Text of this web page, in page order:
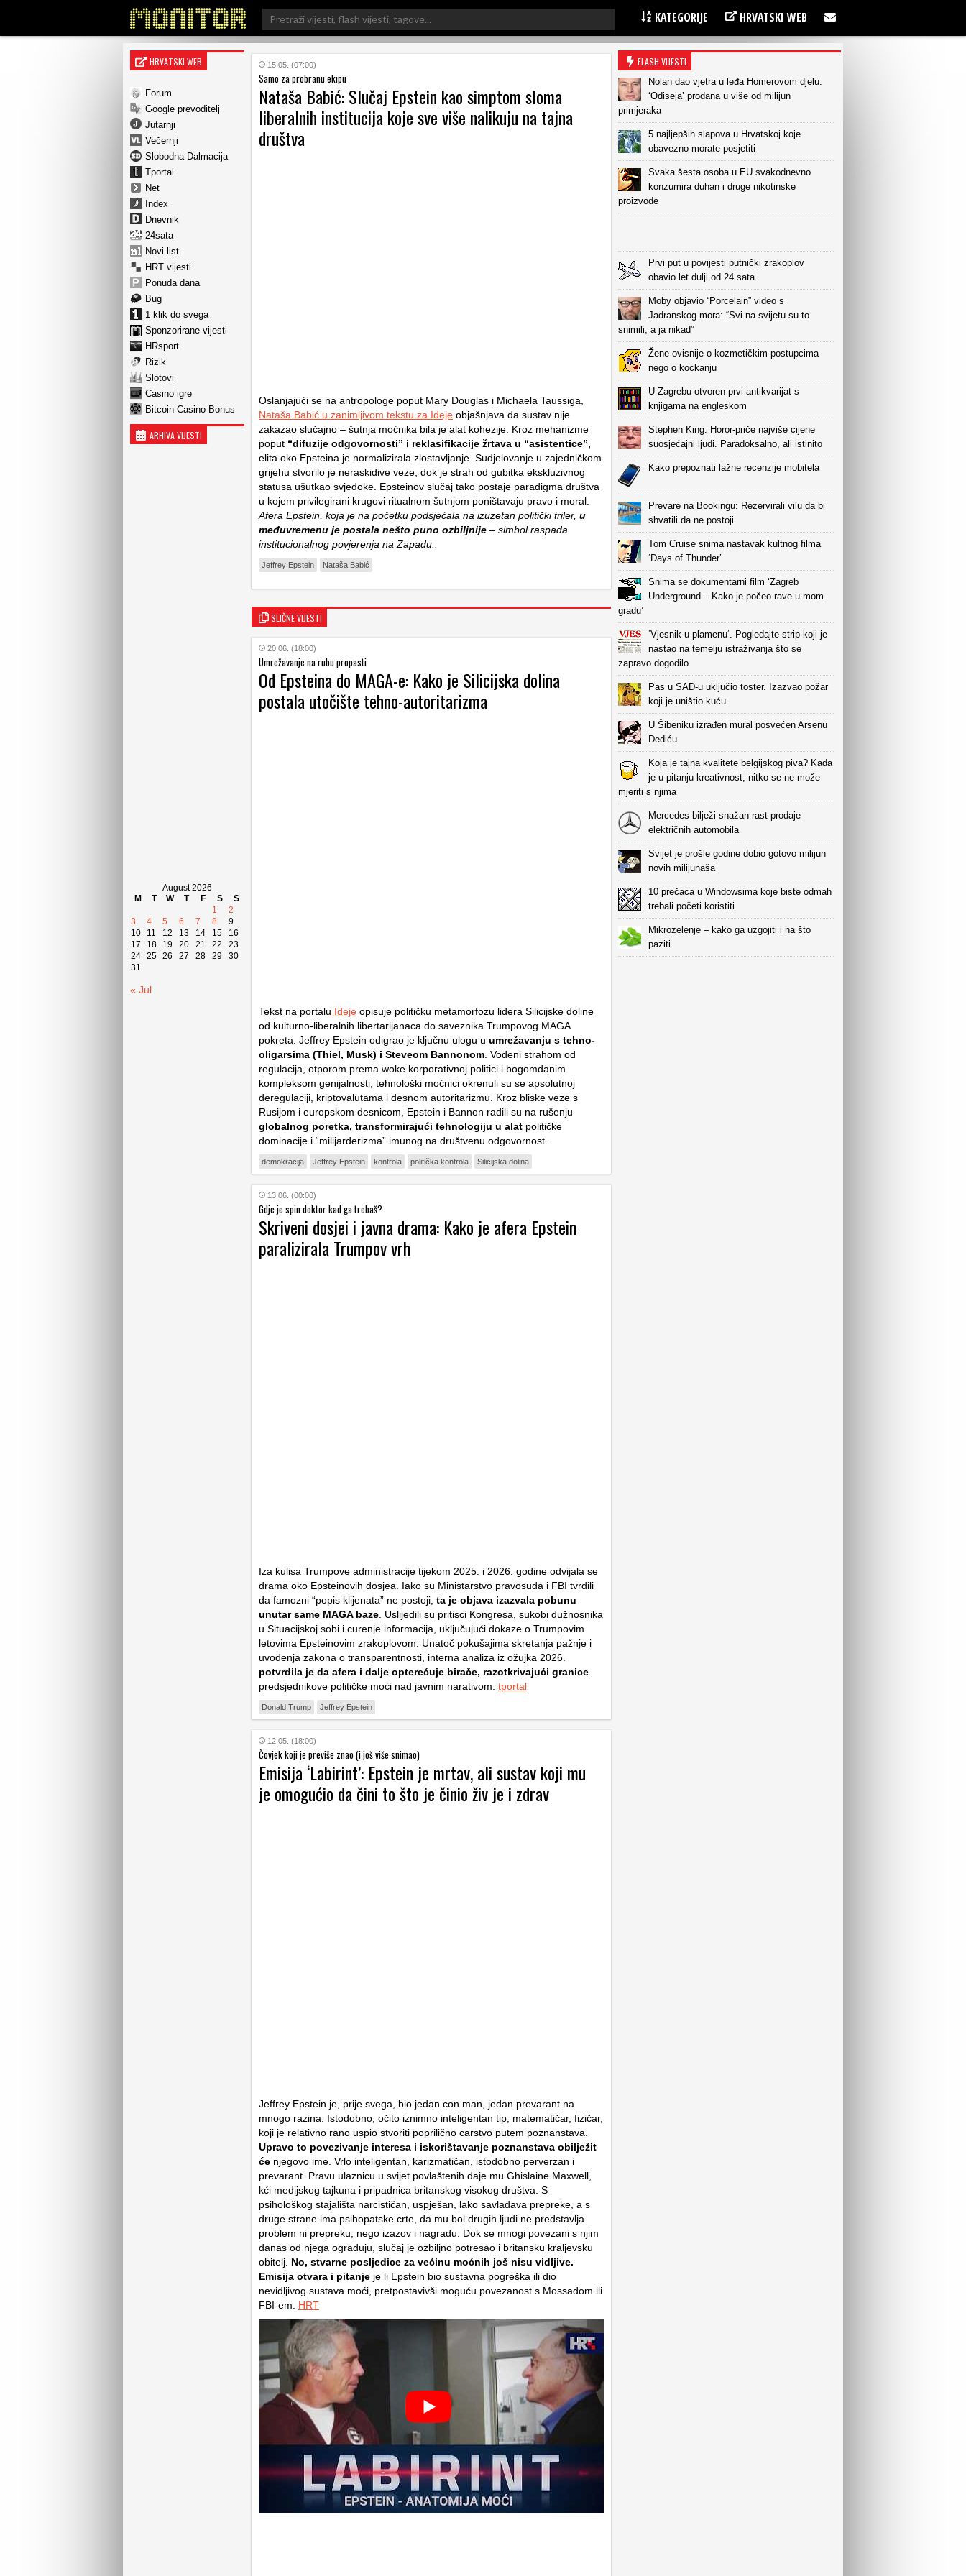
Search
for:
KATEGORIJE HRVATSKI WEB
HRVATSKI WEB
Forum
Google prevoditelj
Jutarnji
Večernji
Slobodna Dalmacija
Tportal
Net
Index
Dnevnik
24sata
Novi list
HRT vijesti
Ponuda dana
Bug
1 klik do svega
Sponzorirane vijesti
HRsport
Rizik
Slotovi
Casino igre
Bitcoin Casino Bonus
ARHIVA VIJESTI
August 2026
M
T W T F S
S
1
2
3
4 5 6 7 8
9
10
11 12 13 14 15
16
17
18 19 20 21 22
23
24 25 26 27 28 29
30
31
« Jul
15.05. (07:00)
Samo za probranu ekipu
Nataša Babić: Slučaj Epstein kao simptom sloma
liberalnih institucija koje sve više nalikuju na tajna
društva
Oslanjajući se na antropologe poput Mary Douglas i Michaela Taussiga,
Nataša Babić u zanimljivom tekstu za Ideje objašnjava da sustav nije
zakazao slučajno – šutnja moćnika bila je alat kohezije. Kroz mehanizme
poput “difuzije odgovornosti” i reklasifikacije žrtava u “asistentice”,
elita oko Epsteina je normalizirala zlostavljanje. Sudjelovanje u zajedničkom
grijehu stvorilo je neraskidive veze, dok je strah od gubitka ekskluzivnog
statusa ušutkao svjedoke. Epsteinov slučaj tako postaje paradigma društva
u kojem privilegirani krugovi ritualnom šutnjom poništavaju pravo i moral.
Afera Epstein, koja je na početku podsjećala na izuzetan politički triler, u
međuvremenu je postala nešto puno ozbiljnije – simbol raspada
institucionalnog povjerenja na Zapadu..
Jeffrey Epstein Nataša Babić
SLIČNE VIJESTI
20.06. (18:00)
Umrežavanje na rubu propasti
Od Epsteina do MAGA-e: Kako je Silicijska dolina
postala utočište tehno-autoritarizma
Tekst na portalu Ideje opisuje političku metamorfozu lidera Silicijske doline
od kulturno-liberalnih libertarijanaca do saveznika Trumpovog MAGA
pokreta. Jeffrey Epstein odigrao je ključnu ulogu u umrežavanju s tehno-
oligarsima (Thiel, Musk) i Steveom Bannonom . Vođeni strahom od
regulacija, otporom prema woke korporativnoj politici i bogomdanim
kompleksom genijalnosti, tehnološki moćnici okrenuli su se apsolutnoj
deregulaciji, kriptovalutama i desnom autoritarizmu. Kroz bliske veze s
Rusijom i europskom desnicom, Epstein i Bannon radili su na rušenju
globalnog poretka, transformirajući tehnologiju u alat političke
dominacije i “milijarderizma” imunog na društvenu odgovornost.
demokracija Jeffrey Epstein kontrola politička kontrola Silicijska dolina
13.06. (00:00)
Gdje je spin doktor kad ga trebaš?
Skriveni dosjei i javna drama: Kako je afera Epstein
paralizirala Trumpov vrh
Iza kulisa Trumpove administracije tijekom 2025. i 2026. godine odvijala se
drama oko Epsteinovih dosjea. Iako su Ministarstvo pravosuđa i FBI tvrdili
da famozni “popis klijenata” ne postoji, ta je objava izazvala pobunu
unutar same MAGA baze . Uslijedili su pritisci Kongresa, sukobi dužnosnika
u Situacijskoj sobi i curenje informacija, uključujući dokaze o Trumpovim
letovima Epsteinovim zrakoplovom. Unatoč pokušajima skretanja pažnje i
uvođenja zakona o transparentnosti, interna analiza iz ožujka 2026.
potvrdila je da afera i dalje opterećuje birače, razotkrivajući granice
predsjednikove političke moći nad javnim narativom. tportal
Donald Trump Jeffrey Epstein
12.05. (18:00)
Čovjek koji je previše znao (i još više snimao)
Emisija ‘Labirint’: Epstein je mrtav, ali sustav koji mu
je omogućio da čini to što je činio živ je i zdrav
Jeffrey Epstein je, prije svega, bio jedan con man, jedan prevarant na
mnogo razina. Istodobno, očito iznimno inteligentan tip, matematičar, fizičar,
koji je relativno rano uspio stvoriti poprilično carstvo putem poznanstava.
Upravo to povezivanje interesa i iskorištavanje poznanstava obilježit
će njegovo ime. Vrlo inteligentan, karizmatičan, istodobno perverzan i
prevarant. Pravu ulaznicu u svijet povlaštenih daje mu Ghislaine Maxwell,
kći medijskog tajkuna i pripadnica britanskog visokog društva. S
psihološkog stajališta narcističan, uspješan, lako savladava prepreke, a s
druge strane ima psihopatske crte, da mu bol drugih ljudi ne predstavlja
problem ni prepreku, nego izazov i nagradu. Dok se mnogi povezani s njim
danas od njega ograđuju, slučaj je ozbiljno potresao i britansku kraljevsku
obitelj. No, stvarne posljedice za većinu moćnih još nisu vidljive.
Emisija otvara i pitanje je li Epstein bio sustavna pogreška ili dio
nevidljivog sustava moći, pretpostavivši moguću povezanost s Mossadom ili
FBI-em. HRT
FLASH VIJESTI
Nolan dao vjetra u leđa Homerovom djelu:
‘Odiseja’ prodana u više od milijun
primjeraka
5 najljepših slapova u Hrvatskoj koje
obavezno morate posjetiti
Svaka šesta osoba u EU svakodnevno
konzumira duhan i druge nikotinske
proizvode
Prvi put u povijesti putnički zrakoplov
obavio let dulji od 24 sata
Moby objavio “Porcelain” video s
Jadranskog mora: “Svi na svijetu su to
snimili, a ja nikad”
Žene ovisnije o kozmetičkim postupcima
nego o kockanju
U Zagrebu otvoren prvi antikvarijat s
knjigama na engleskom
Stephen King: Horor-priče najviše cijene
suosjećajni ljudi. Paradoksalno, ali istinito
Kako prepoznati lažne recenzije mobitela
Prevare na Bookingu: Rezervirali vilu da bi
shvatili da ne postoji
Tom Cruise snima nastavak kultnog filma
‘Days of Thunder’
Snima se dokumentarni film ‘Zagreb
Underground – Kako je počeo rave u mom
gradu’
‘Vjesnik u plamenu‘. Pogledajte strip koji je
nastao na temelju istraživanja što se
zapravo dogodilo
Pas u SAD-u uključio toster. Izazvao požar
koji je uništio kuću
U Šibeniku izrađen mural posvećen Arsenu
Dediću
Koja je tajna kvalitete belgijskog piva? Kada
je u pitanju kreativnost, nitko se ne može
mjeriti s njima
Mercedes bilježi snažan rast prodaje
električnih automobila
Svijet je prošle godine dobio gotovo milijun
novih milijunaša
10 prečaca u Windowsima koje biste odmah
trebali početi koristiti
Mikrozelenje – kako ga uzgojiti i na što
paziti